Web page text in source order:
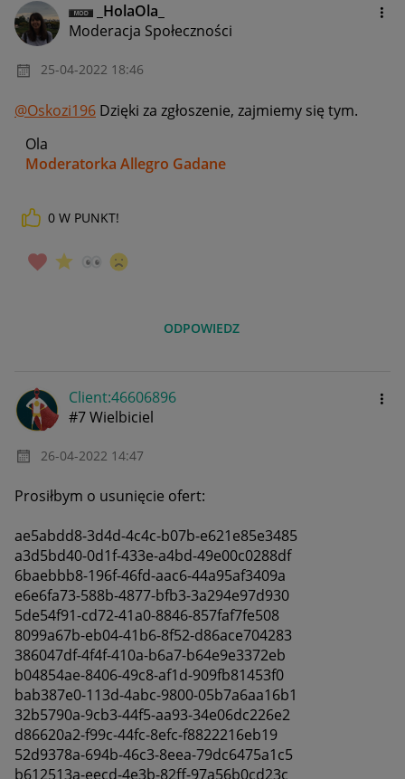
_HolaOla_
Moderacja Społeczności
‎25-04-2022 18:46
@Oskozi196 Dzięki za zgłoszenie, zajmiemy się tym.
Ola
Moderatorka Allegro Gadane
0 W PUNKT!
ODPOWIEDZ
Client:46606896
#7 Wielbiciel
‎26-04-2022 14:47
Prosiłbym o usunięcie ofert:
ae5abdd8-3d4d-4c4c-b07b-e621e85e3485
a3d5bd40-0d1f-433e-a4bd-49e00c0288df
6baebbb8-196f-46fd-aac6-44a95af3409a
e6e6fa73-588b-4877-bfb3-3a294e97d930
5de54f91-cd72-41a0-8846-857faf7fe508
8099a67b-eb04-41b6-8f52-d86ace704283
386047df-4f4f-410a-b6a7-b64e9e3372eb
b04854ae-8406-49c8-af1d-909fb81453f0
bab387e0-113d-4abc-9800-05b7a6aa16b1
32b5790a-9cb3-44f5-aa93-34e06dc226e2
d86620a2-f99c-44fc-8efc-f8822216eb19
52d9378a-694b-46c3-8eea-79dc6475a1c5
b612513a-eecd-4e3b-82ff-97a56b0cd23c